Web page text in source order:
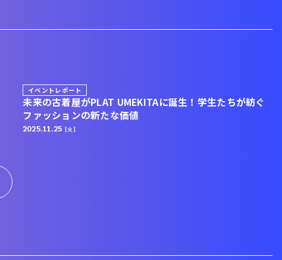
イベントレポート
未来の古着屋がPLAT UMEKITAに誕生！学生たちが紡ぐ
ファッションの新たな価値
2025.11.25 [火]